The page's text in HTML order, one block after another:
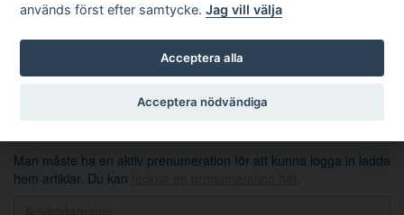
Sök
Logga in
Man måste ha en aktiv prenumeration för att kunna logga in ladda
hem artiklar. Du kan
används först efter samtycke.Jag vill välja
Acceptera alla
Acceptera nödvändiga